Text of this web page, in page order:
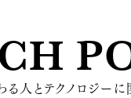
人とテクノロジー